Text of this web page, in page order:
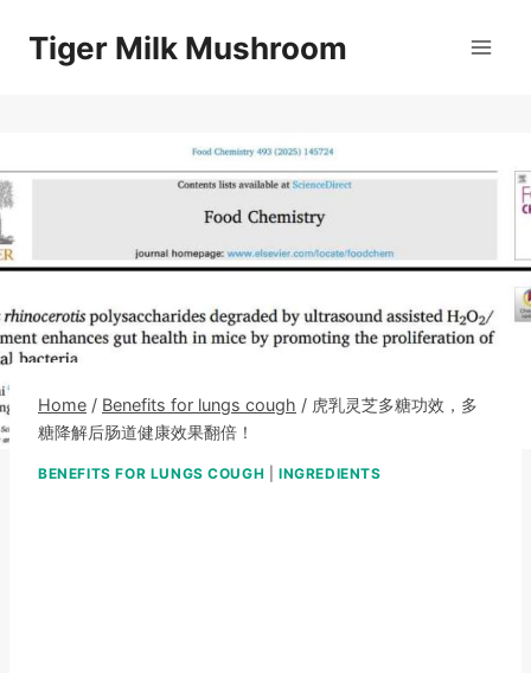
Tiger Milk Mushroom
Home / Benefits for lungs cough / 虎乳灵芝多糖功效，多
糖降解后肠道健康效果翻倍！
BENEFITS FOR LUNGS COUGH |INGREDIENTS